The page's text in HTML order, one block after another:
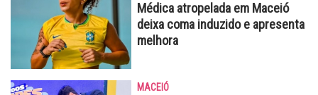
Médica atropelada em Maceió
deixa coma induzido e apresenta
melhora
MACEIÓ